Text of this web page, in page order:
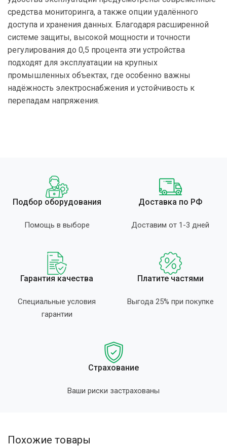
средства мониторинга, а также опции удалённого
доступа и хранения данных. Благодаря расширенной
системе защиты, высокой мощности и точности
регулирования до 0,5 процента эти устройства
подходят для эксплуатации на крупных
промышленных объектах, где особенно важны
надёжность электроснабжения и устойчивость к
перепадам напряжения.
Подбор оборудования
Помощь в выборе
Доставка по РФ
Доставим от 1-3 дней
Гарантия качества
Специальные условия
гарантии
Платите частями
Выгода 25% при покупке
Страхование
Ваши риски застрахованы
Похожие товары